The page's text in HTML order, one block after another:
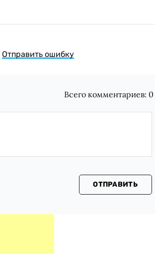
Отправить ошибку
Всего комментариев: 0
ОТПРАВИТЬ